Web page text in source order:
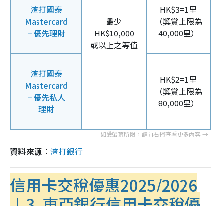
最少
HK$10,000
或以上之等值
渣打國泰
Mastercard
− 優先理財
HK$3=1里
（獎賞上限為
40,000里）
渣打國泰
Mastercard
− 優先私人
理財
HK$2=1里
（獎賞上限為
80,000里）
資料來源︰渣打銀行
信用卡交稅優惠2025/2026